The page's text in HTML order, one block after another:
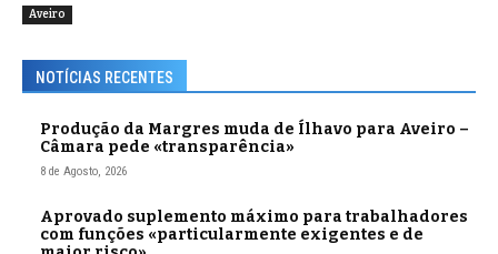
Aveiro
NOTÍCIAS RECENTES
Produção da Margres muda de Ílhavo para Aveiro –
Câmara pede «transparência»
8 de Agosto, 2026
Aprovado suplemento máximo para trabalhadores
com funções «particularmente exigentes e de